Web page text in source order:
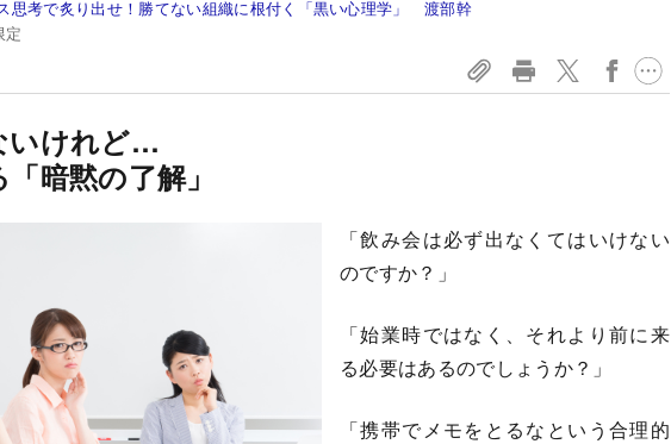
思考で炙り出せ！勝てない組織に根付く「黒い心理学」 渡部幹
定
いけれど…
暗黙の了解」
「飲み会は必ず出なくてはいけない
のですか？」
「始業時ではなく、それより前に来
る必要はあるのでしょうか？」
「携帯でメモをとるなという合理的